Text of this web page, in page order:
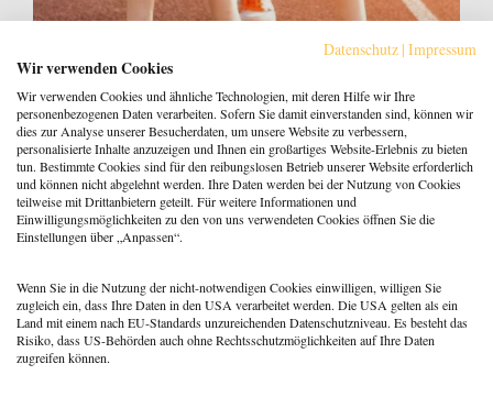
Wettkampfnervosität nutzen: 5 Mikro-
Interventionen aus der Sportpsychologie
Datenschutz | Impressum
Wir verwenden Cookies
Wir verwenden Cookies und ähnliche Technologien, mit deren Hilfe wir Ihre
personenbezogenen Daten verarbeiten. Sofern Sie damit einverstanden sind, können wir
dies zur Analyse unserer Besucherdaten, um unsere Website zu verbessern,
personalisierte Inhalte anzuzeigen und Ihnen ein großartiges Website-Erlebnis zu bieten
tun. Bestimmte Cookies sind für den reibungslosen Betrieb unserer Website erforderlich
und können nicht abgelehnt werden. Ihre Daten werden bei der Nutzung von Cookies
teilweise mit Drittanbietern geteilt. Für weitere Informationen und
Einwilligungsmöglichkeiten zu den von uns verwendeten Cookies öffnen Sie die
Einstellungen über „Anpassen“.
Wenn Sie in die Nutzung der nicht-notwendigen Cookies einwilligen, willigen Sie
zugleich ein, dass Ihre Daten in den USA verarbeitet werden. Die USA gelten als ein
Land mit einem nach EU-Standards unzureichenden Datenschutzniveau. Es besteht das
Risiko, dass US-Behörden auch ohne Rechtsschutzmöglichkeiten auf Ihre Daten
zugreifen können.